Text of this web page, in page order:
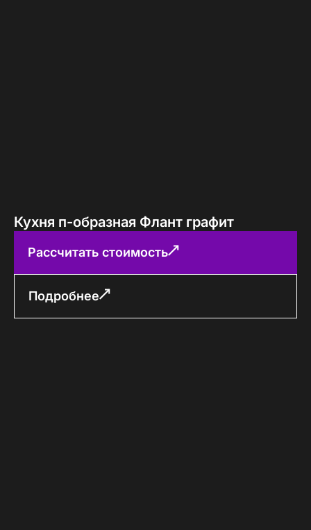
Кухня п-образная Флант графит
Рассчитать стоимость
Подробнее